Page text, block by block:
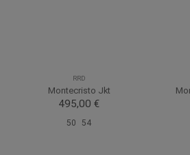
RRD
Montecristo Jkt
495,00 €
50 54